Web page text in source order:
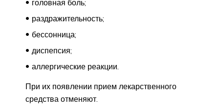
головная боль;
раздражительность;
бессонница;
диспепсия;
аллергические реакции.
При их появлении прием лекарственного
средства отменяют.